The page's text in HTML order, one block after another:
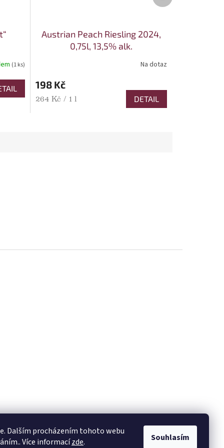
Dalším procházením tohoto webu
Více informacízde. Souhlasím
(1 ks)
Austrian Peach Riesling 2024,
0,75l, 13,5% alk.
Na dotaz
198 Kč
Měrná cena:
264 Kč / 1 l DETAIL